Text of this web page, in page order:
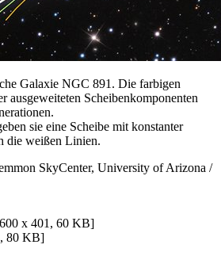
Galaxie NGC 891. Die farbigen
ausgeweiteten Scheibenkomponenten
sie eine Scheibe mit konstanter
die weißen Linien.
SkyCenter, University of Arizona /
x 401, 60 KB]
80 KB]